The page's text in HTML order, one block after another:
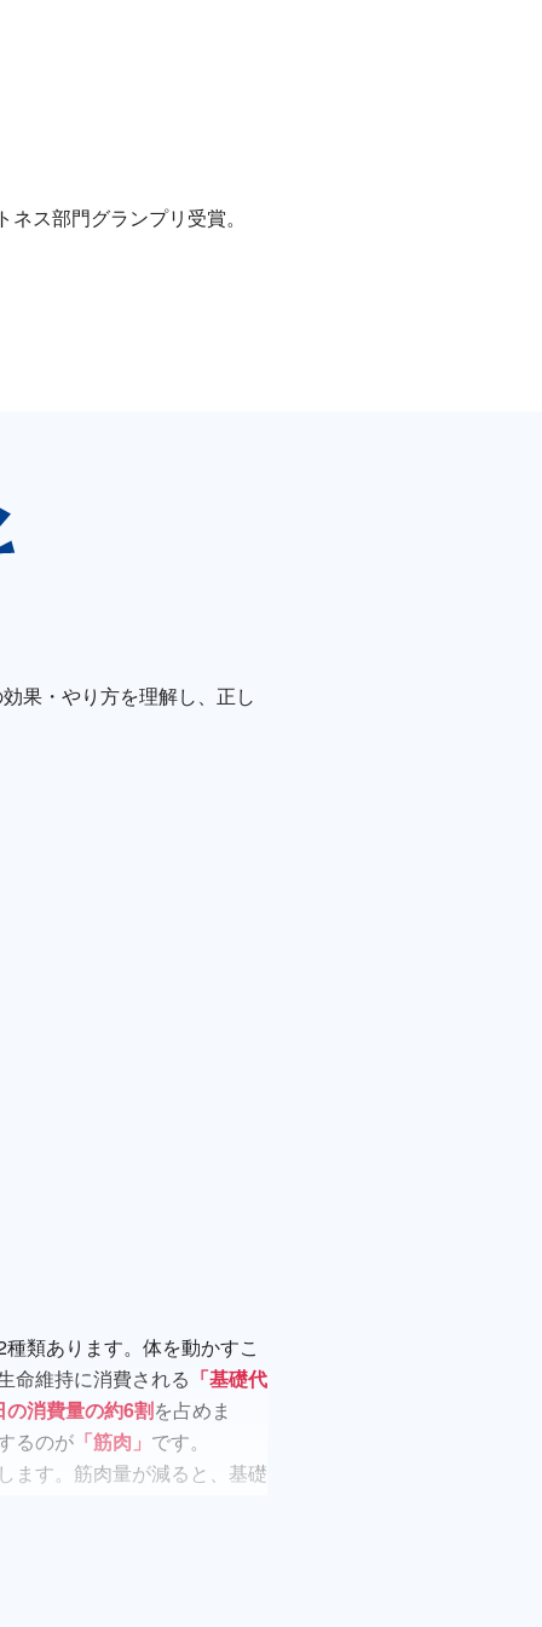
ス部門グランプリ受賞。
果・やり方を理解し、正し
類あります。体を動かすこ
命維持に消費される 「基礎代
の消費量の約6割を占めま
るのが 「筋肉」 です。
ます。筋肉量が減ると、基礎